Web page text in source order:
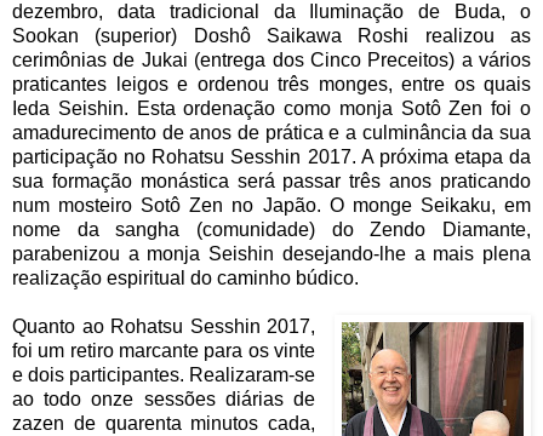
dezembro, data tradicional da Iluminação de Buda, o
Sookan (superior) Doshô Saikawa Roshi realizou as
cerimônias de Jukai (entrega dos Cinco Preceitos) a vários
praticantes leigos e ordenou três monges, entre os quais
Ieda Seishin. Esta ordenação como monja Sotô Zen foi o
amadurecimento de anos de prática e a culminância da sua
participação no Rohatsu Sesshin 2017. A próxima etapa da
sua formação monástica será passar três anos praticando
num mosteiro Sotô Zen no Japão. O monge Seikaku, em
nome da sangha (comunidade) do Zendo Diamante,
parabenizou a monja Seishin desejando-lhe a mais plena
realização espiritual do caminho búdico.
Quanto ao Rohatsu Sesshin 2017,
foi um retiro marcante para os vinte
e dois participantes. Realizaram-se
ao todo onze sessões diárias de
zazen de quarenta minutos cada,